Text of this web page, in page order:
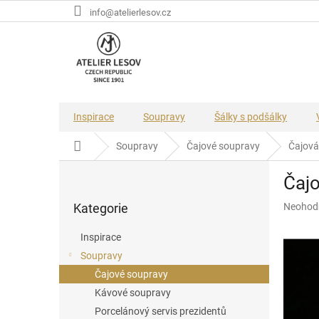
na
info@atelierlesov.cz
Inspirace Soupravy Šálky s podšálky
Domů Soupravy Čajové soupravy
n
kategorie
Kategorie
Inspirace
Soupravy
Čajové soupravy
Kávové soupravy
Porcelánový servis prezidentů